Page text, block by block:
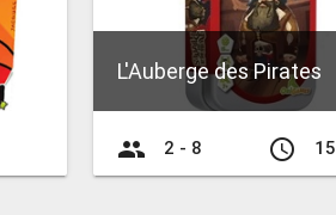
L'Auberge des Pirates
group 2 - 8 access_time 15